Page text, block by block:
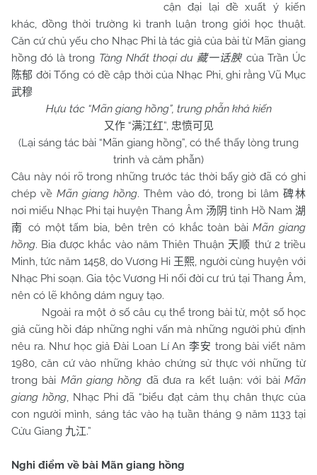
cận đại lại đề xuất ý kiến
khác, đồng thời trường kì tranh luận trong giới học thuật.
Căn cứ chủ yếu cho Nhạc Phi là tác giả của bài từ Mãn giang
hồng đó là trong Tàng Nhất thoại du 藏一话腴của Trần Úc
陈郁 đời Tống có đề cập thời của Nhạc Phi, ghi rằng Vũ Mục
武穆
Hựu tác “Mãn giang hồng”, trung phẫn khả kiến
又作“满江红”, 忠愤可见
(Lại sáng tác bài “Mãn giang hồng”, có thể thấy lòng trung
trinh và căm phẫn)
Câu này nói rõ trong những trước tác thời bấy giờ đã có ghi
chép về Mãn giang hồng. Thêm vào đó, trong bi lâm碑林
nơi miếu Nhạc Phi tại huyện Thang Âm 汤阴 tỉnh Hồ Nam 湖
南
có một tấm bia, bên trên có khắc toàn bàiMãn giang
hồng. Bia được khắc vào năm Thiên Thuận 天顺 thứ 2 triều
Minh, tức năm 1458, do Vương Hi 王熙, người cùng huyện với
Nhạc Phi soạn. Gia tộc Vương Hi nối đời cư trú tại Thang Âm,
nên có lẽ không dám nguỵ tạo.
Ngoài ra một ở số câu cụ thể trong bài từ, một số học
giả cũng hồi đáp những nghi vấn mà những người phủ định
nêu ra. Như học giả Đài Loan Lí An李安 trong bài viết năm
1980, căn cứ vào những khảo chứng sử thực với những từ
trong bài Mãn giang hồng đã đưa ra kết luận: với bàiMãn
giang hồng, Nhạc Phi đã “biểu đạt cảm thụ chân thực của
con người mình, sáng tác vào hạ tuần tháng 9 năm 1133 tại
Cửu Giang 九江.”
Nghi điểm về bài Mãn giang hồng